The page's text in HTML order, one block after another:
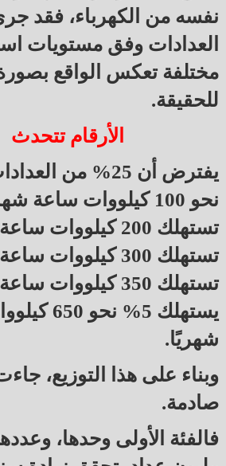
نفسه من الكهرباء، فقد
العدادات وفق مستويات
مختلفة تعكس الواقع
للحقيقة.
الأرقام تتحدث
يفترض أن 25% من
تستهلك 350 كيلووات
يستهلك 5%
شهريًا.
وبناء على هذا التوزيع،
صادمة.